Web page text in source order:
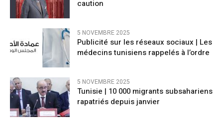
caution
5 NOVEMBRE 2025
Publicité sur les réseaux sociaux | Les
médecins tunisiens rappelés à l’ordre
5 NOVEMBRE 2025
Tunisie | 10 000 migrants subsahariens
rapatriés depuis janvier